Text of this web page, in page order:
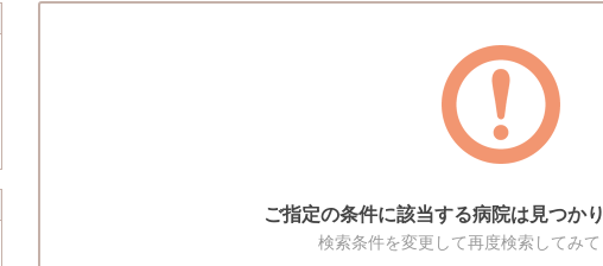
ご指定の条件に該当する病院は見つか
検索条件を変更して再度検索してみて